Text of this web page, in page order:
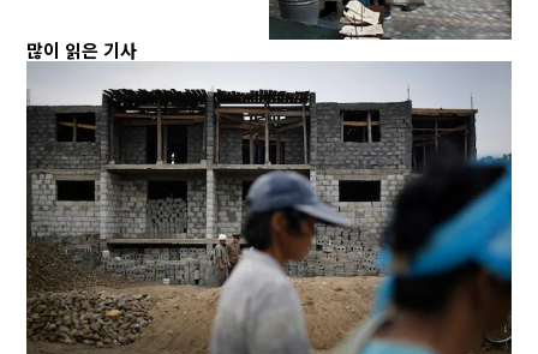
많이 읽은 기사